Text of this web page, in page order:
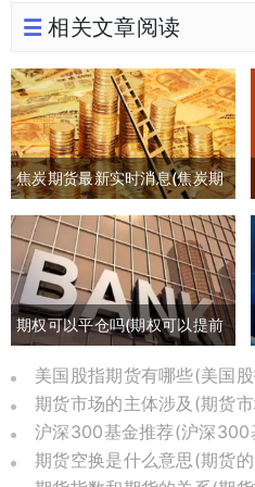
相关文章阅读
焦炭期货最新实时消息(焦炭期
货最新行情分析)
期权可以平仓吗(期权可以提前
平仓吗有盈利吗)